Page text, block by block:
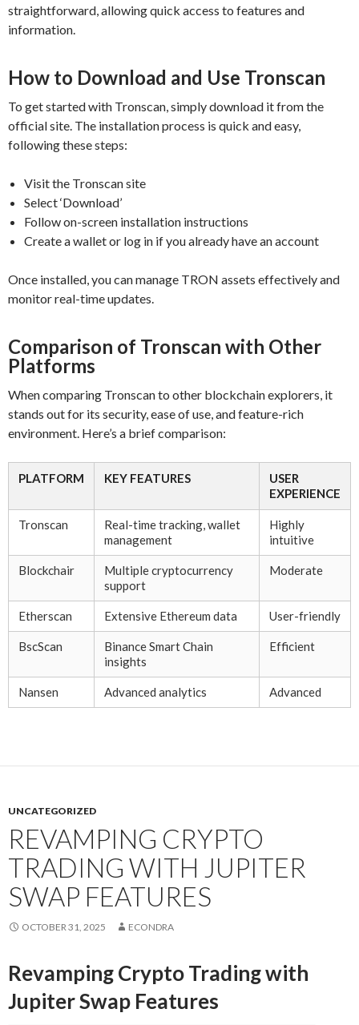
straightforward, allowing quick access to features and
information.
How to Download and Use Tronscan
To get started with Tronscan, simply download it from the
official site. The installation process is quick and easy,
following these steps:
Visit the Tronscan site
Select ‘Download’
Follow on-screen installation instructions
Create a wallet or log in if you already have an account
Once installed, you can manage TRON assets effectively and
monitor real-time updates.
Comparison of Tronscan with Other
Platforms
When comparing Tronscan to other blockchain explorers, it
stands out for its security, ease of use, and feature-rich
environment. Here’s a brief comparison:
PLATFORM KEY FEATURES
USER
EXPERIENCE
Tronscan
Real-time tracking, wallet
management
Highly
intuitive
Blockchair
Multiple cryptocurrency
support
Moderate
Etherscan Extensive Ethereum data User-friendly
BscScan
Binance Smart Chain
insights
Efficient
Nansen Advanced analytics Advanced
UNCATEGORIZED
REVAMPING CRYPTO
TRADING WITH JUPITER
SWAP FEATURES
OCTOBER 31, 2025 ECONDRA
Revamping Crypto Trading with
Jupiter Swap Features